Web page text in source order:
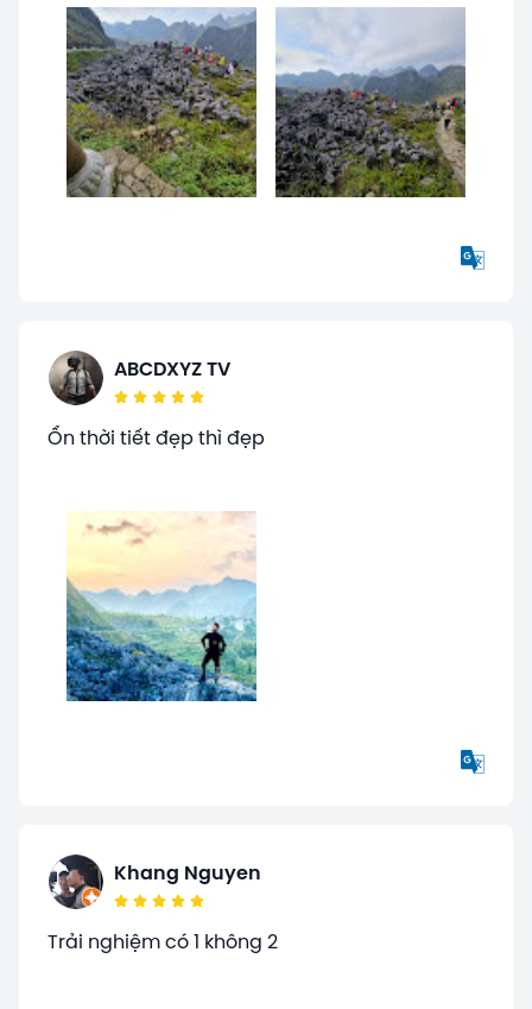
ABCDXYZ TV
Ổn thời tiết đẹp thì đẹp
Khang Nguyen
Trải nghiệm có 1 không 2